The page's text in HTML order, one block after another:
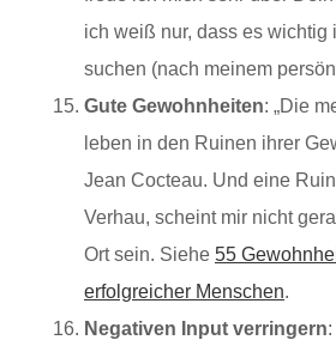
ich weiß nur, dass es wichtig
suchen (nach meinem
Gute Gewohnheiten: „Die
leben in den Ruinen ihrer
Jean Cocteau. Und eine
Verhau, scheint mir nicht
Ort sein. Siehe 55
erfolgreicher Menschen.
Negativen Input verringern